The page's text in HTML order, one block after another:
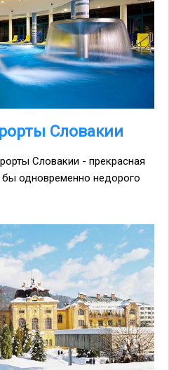
Словакии
Словакии - прекрасная
бы одновременно недорого